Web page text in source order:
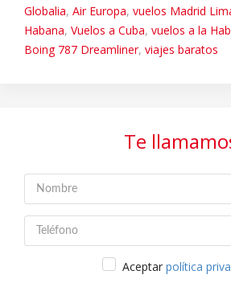
Globalia, Air Europa, vuelos Madrid
Habana, Vuelos a Cuba, vuelos a la
Boing 787 Dreamliner, viajes baratos
Te
Aceptarpolítica